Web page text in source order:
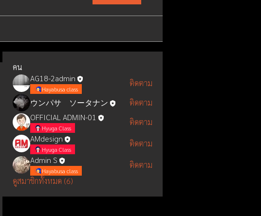
คน
AG18-2admin
Hayabusa class
ติดตาม
ウンパサ ソータナン
ติดตาม
OFFICIAL ADMIN-01
Hyuga Class
ติดตาม
AMdesign
Hyuga Class
ติดตาม
Admin S
Hayabusa class
ติดตาม
ดูสมาชิกทั้งหมด (6)